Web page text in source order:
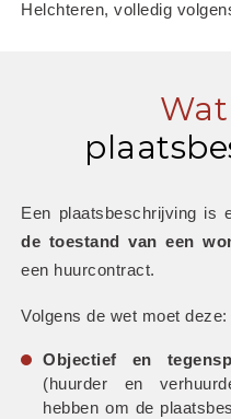
Helchteren, volledig
Wat
Een plaatsbeschrijving is
de toestand van een
een huurcontract.
Volgens de wet moet deze:
Objectief en
(huurder en
hebben om de